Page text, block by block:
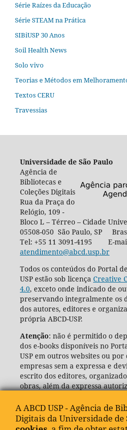
Série Raízes da Educação
Série STEAM na Prática
SIBiUSP 30 Anos
Soil Health News
Solo vivo
Teorias e Métodos em
Textos CERU
Travessias
Universidade de São Paulo
Agência de
Bibliotecas e
Coleções Digitais
Rua da Praça do
Relógio, 109 -
Bloco L – Térreo – Cidade
05508-050 São Paulo, SP
Tel: +55 11 3091-4195 E-
atendimento@abcd.usp.br
Todos os conteúdos do Portal
USP estão sob licença Creative
4.0, exceto onde indicado de
preservando integralmente os
dos autores, editores e
própria ABCD-USP.
Atenção: não é permitido o
dos e-books disponíveis no
USP em outros websites ou
empresas sem a expressa e
escrito dos editores,
obras, além da expressa
(ABCD-USP).
A ABCD USP - Agência de
Digitais da Universidade